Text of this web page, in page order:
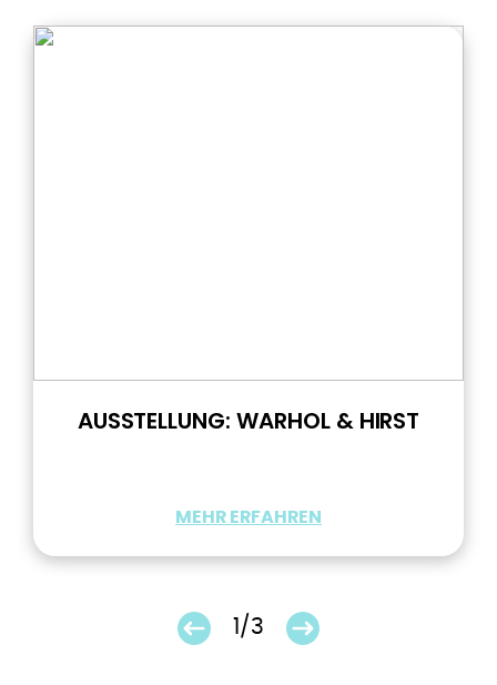
AUSSTELLUNG: WARHOL & HIRST
MEHR ERFAHREN
1/3